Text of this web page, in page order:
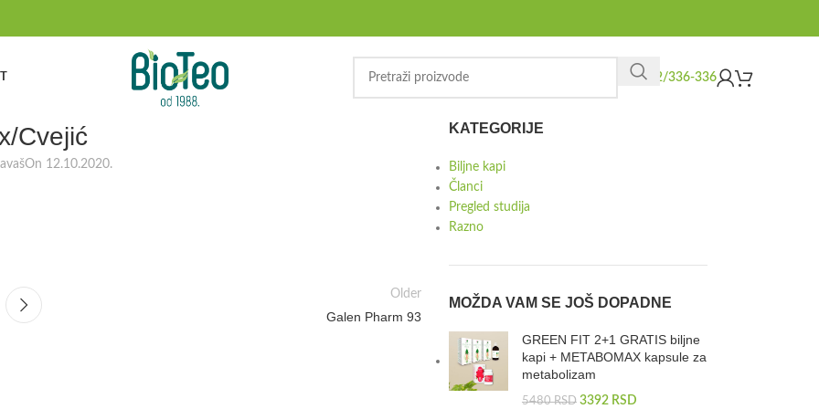
062/336-336
Cvejić
On 12.10.2020.
Older
Galen Pharm 93
KATEGORIJE
Biljne kapi
Članci
Pregled studija
Razno
MOŽDA VAM SE JOŠ DOPADNE
GREEN FIT 2+1 GRATIS biljne
kapi + METABOMAX kapsule za
metabolizam
5480RSD 3392 RSD